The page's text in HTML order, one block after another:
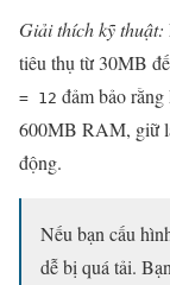
Giải thích kỹ thuật:
tiêu thụ từ 30MB
= 12 đảm bảo
600MB RAM, giữ
động.
Nếu bạn cấu
dễ bị quá tải.